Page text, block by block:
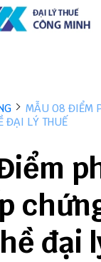
MẪU 08 ĐIỂM
ĐẠI LÝ THUẾ
đại